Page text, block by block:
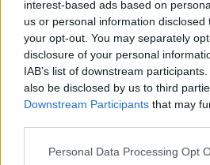
interest-based ads based on
us or personal information
your opt-out. You may separately
disclosure of your personal
IAB’s list of downstream
also be disclosed by us to third
Downstream Participants that may
Please note that this website/app
Personal Data Processing Opt
Brent cae un 8.3% y arrastra a las
Lucía Herrera · 6 Ago 2026
NEWS